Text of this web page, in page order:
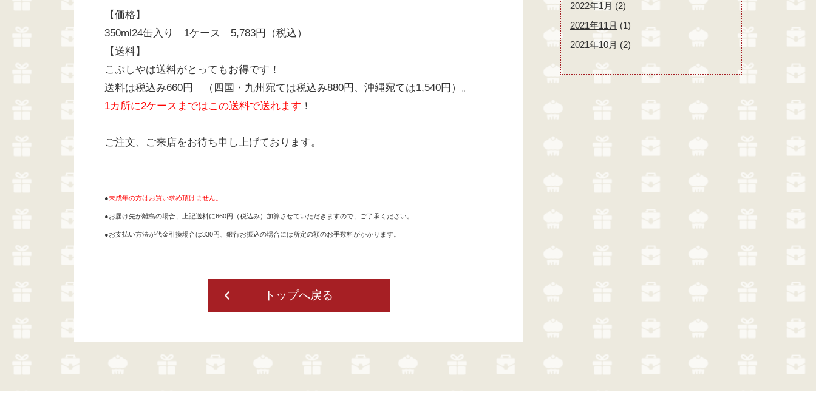
【価格】
350ml24缶入り 1ケース 5,783円（税込）
【送料】
こぶしやは送料がとってもお得です！
送料は税込み660円 （四国・九州宛ては税込み880円、沖縄宛ては1,540円）。
1カ所に2ケースまではこの送料で送れます ！
ご注文、ご来店をお待ち申し上げております。
●未成年の方はお買い求め頂けません。
●お届け先が離島の場合、上記送料に660円（税込み）加算させていただきますので、ご了承ください。
●お支払い方法が代金引換場合は330円、銀行お振込の場合には所定の額のお手数料がかかります。
トップへ戻る
2022年1月 (2)
2021年11月 (1)
2021年10月 (2)